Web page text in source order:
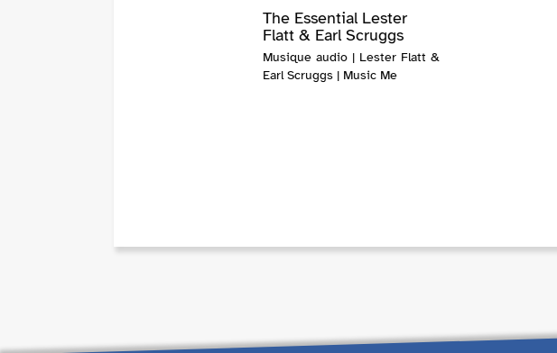
The Essential Lester
Flatt & Earl Scruggs
Musique audio | Lester Flatt &
Earl Scruggs | Music Me